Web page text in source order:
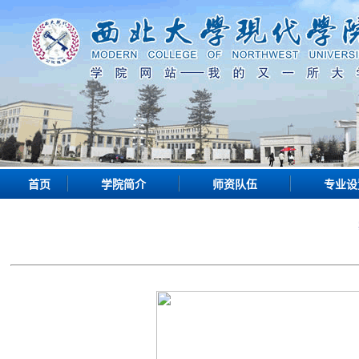
首页 学院简介 师资队伍 专业设